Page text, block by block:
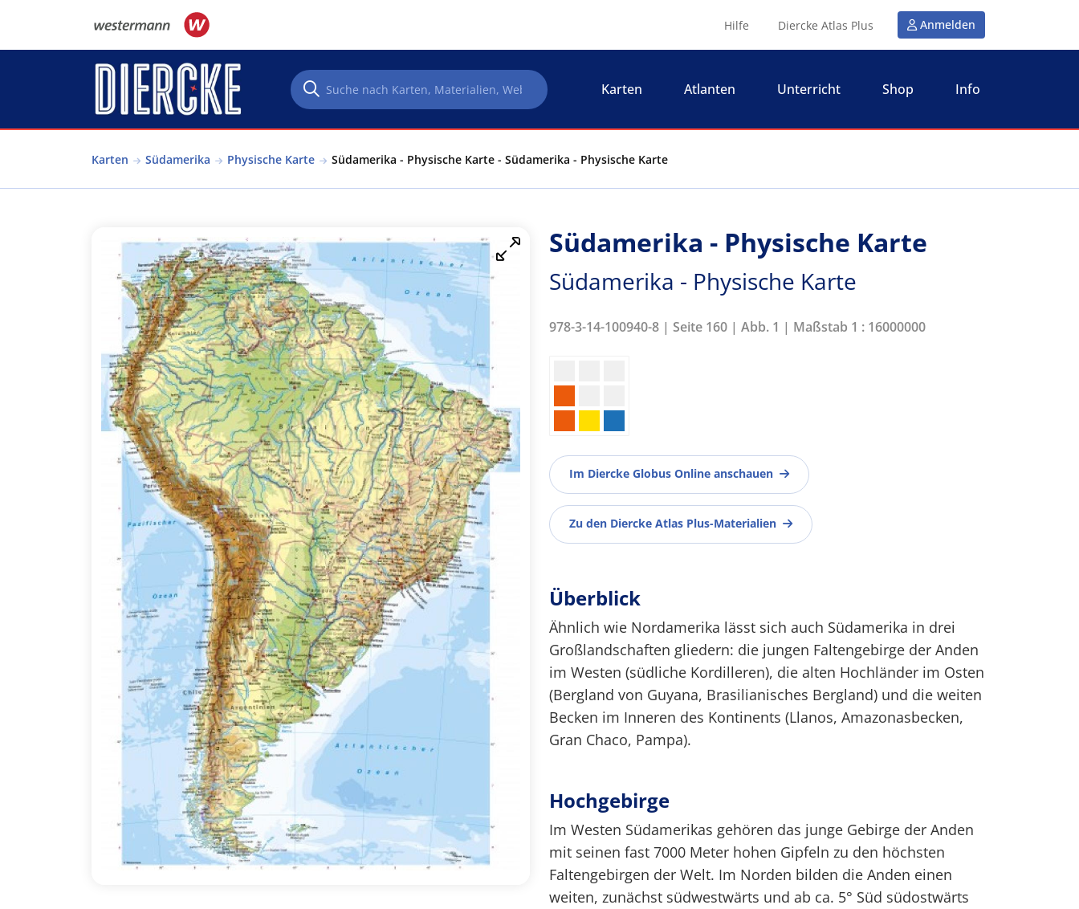
Hilfe Diercke Atlas Plus Anmelden
Karten Atlanten Unterricht Shop Info
Karten Südamerika Physische Karte Südamerika - Physische Karte - Südamerika - Physische Karte
Südamerika - Physische Karte
Südamerika - Physische Karte
978-3-14-100940-8 | Seite 160 | Abb. 1 | Maßstab 1 : 16000000
Im Diercke Globus Online anschauen
Zu den Diercke Atlas Plus-Materialien
Überblick
Ähnlich wie Nordamerika lässt sich auch Südamerika in drei
Großlandschaften gliedern: die jungen Faltengebirge der Anden
im Westen (südliche Kordilleren), die alten Hochländer im Osten
(Bergland von Guyana, Brasilianisches Bergland) und die weiten
Becken im Inneren des Kontinents (Llanos, Amazonasbecken,
Gran Chaco, Pampa).
Hochgebirge
Im Westen Südamerikas gehören das junge Gebirge der Anden
mit seinen fast 7000 Meter hohen Gipfeln zu den höchsten
Faltengebirgen der Welt. Im Norden bilden die Anden einen
weiten, zunächst südwestwärts und ab ca. 5° Süd südostwärts